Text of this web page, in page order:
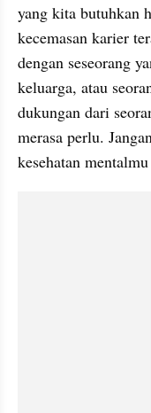
yang kita butuhkan
kecemasan karier
dengan seseorang
keluarga, atau
dukungan dari
merasa perlu.
kesehatan